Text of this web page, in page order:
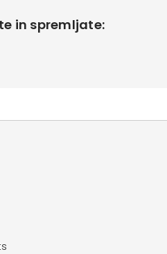
in spremljate: